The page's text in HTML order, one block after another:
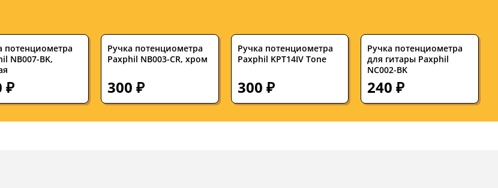
потенциометра
NB007-BK,
₽
Ручка потенциометра
Paxphil NB003-CR, хром
300 ₽
Ручка потенциометра
Paxphil KPT14IV Tone
300 ₽
Ручка потенциометра
для гитары Paxphil
NC002-BK
240 ₽